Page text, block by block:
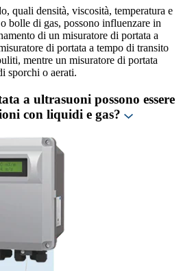
quali densità, viscosità, temperatura e
bolle di gas, possono influenzare in
di un misuratore di portata a
di portata a tempo di transito
mentre un misuratore di portata
sporchi o aerati.
a ultrasuoni possono essere
con liquidi e gas?